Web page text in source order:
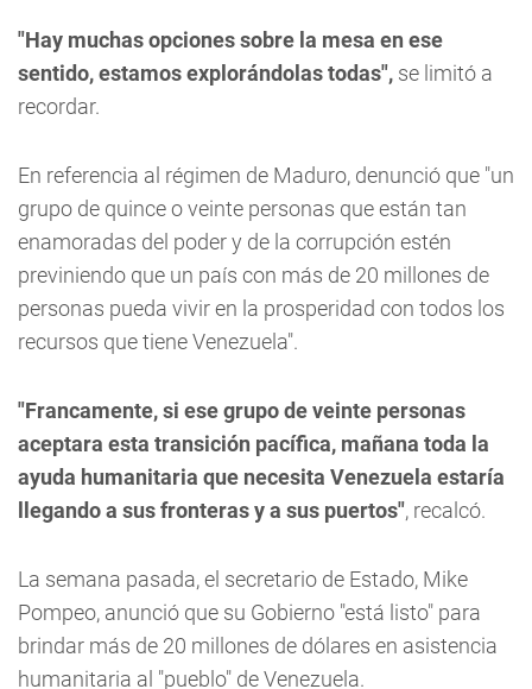
"Hay muchas opciones sobre la mesa en ese
sentido, estamos explorándolas todas", se limitó a
recordar.
En referencia al régimen de Maduro, denunció que "un
grupo de quince o veinte personas que están tan
enamoradas del poder y de la corrupción estén
previniendo que un país con más de 20 millones de
personas pueda vivir en la prosperidad con todos los
recursos que tiene Venezuela".
"Francamente, si ese grupo de veinte personas
aceptara esta transición pacífica, mañana toda la
ayuda humanitaria que necesita Venezuela estaría
llegando a sus fronteras y a sus puertos", recalcó.
La semana pasada, el secretario de Estado, Mike
Pompeo, anunció que su Gobierno "está listo" para
brindar más de 20 millones de dólares en asistencia
humanitaria al "pueblo" de Venezuela.